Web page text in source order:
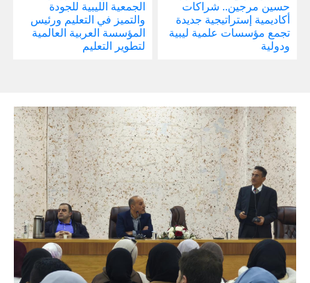
حسين مرجين.. شراكات
أكاديمية إستراتيجية جديدة
تجمع مؤسسات علمية ليبية
ودولية
الجمعية الليبية للجودة
والتميز في التعليم ورئيس
المؤسسة العربية العالمية
لتطوير التعليم